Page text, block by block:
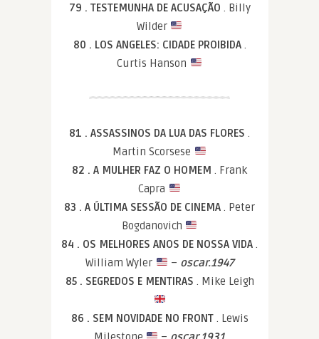
79 . TESTEMUNHA DE ACUSAÇÃO . Billy
Wilder
80 . LOS ANGELES: CIDADE PROIBIDA .
Curtis Hanson
81 . ASSASSINOS DA LUA DAS FLORES .
Martin Scorsese
82 . A MULHER FAZ O HOMEM . Frank
Capra
83 . A ÚLTIMA SESSÃO DE CINEMA . Peter
Bogdanovich
84 . OS MELHORES ANOS DE NOSSA VIDA .
William Wyler
– oscar.1947
85 . SEGREDOS E MENTIRAS . Mike Leigh
86 . SEM NOVIDADE NO FRONT . Lewis